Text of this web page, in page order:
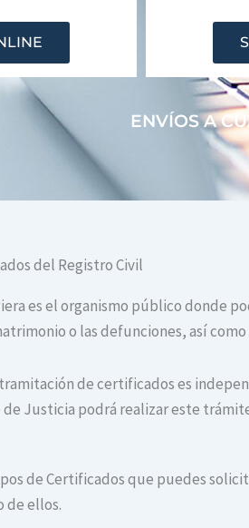
ENVÍOS A
del Registro Civil
es el organismo público donde
o las defunciones, así
de certificados es
Justicia podrá realizar este
de Certificados que puedes
de ellos.